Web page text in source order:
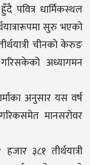
पवित्र धार्मिकस्थल
सुरु भएको
चीनको केरुङ
अध्यागमन
अनुसार यस वर्ष
मानसरोवर
३८१ तीर्थयात्री